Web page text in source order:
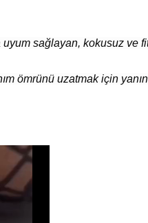
uyum sağlayan, kokusuz
ömrünü uzatmak için